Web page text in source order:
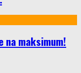
na maksimum!